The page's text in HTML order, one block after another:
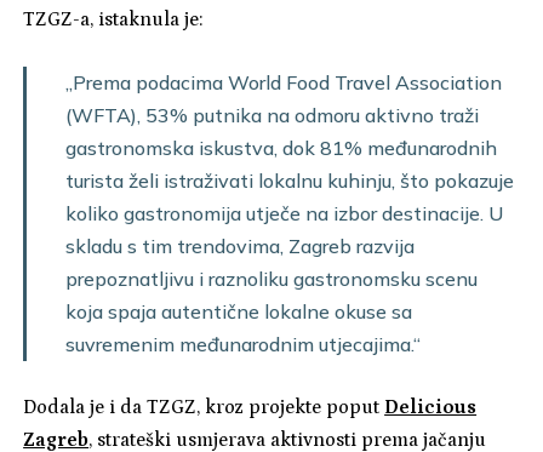
TZGZ-a, istaknula je:
„Prema podacima World Food Travel Association
(WFTA), 53% putnika na odmoru aktivno traži
gastronomska iskustva, dok 81% međunarodnih
turista želi istraživati lokalnu kuhinju, što pokazuje
koliko gastronomija utječe na izbor destinacije. U
skladu s tim trendovima, Zagreb razvija
prepoznatljivu i raznoliku gastronomsku scenu
koja spaja autentične lokalne okuse sa
suvremenim međunarodnim utjecajima.“
Dodala je i da TZGZ, kroz projekte poput Delicious
Zagreb, strateški usmjerava aktivnosti prema jačanju